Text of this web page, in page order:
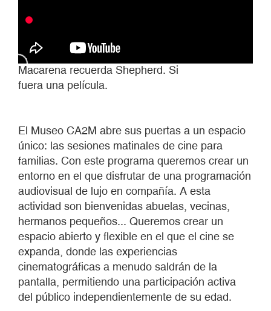
Macarena recuerda Shepherd. Si
fuera una película.
El Museo CA2M abre sus puertas a un espacio
único: las sesiones matinales de cine para
familias. Con este programa queremos crear un
entorno en el que disfrutar de una programación
audiovisual de lujo en compañía. A esta
actividad son bienvenidas abuelas, vecinas,
hermanos pequeños... Queremos crear un
espacio abierto y flexible en el que el cine se
expanda, donde las experiencias
cinematográficas a menudo saldrán de la
pantalla, permitiendo una participación activa
del público independientemente de su edad.